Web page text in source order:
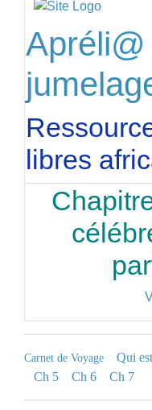
libres
Carnet de Voyage Qui
Ch 5
Ch 6 Ch 7